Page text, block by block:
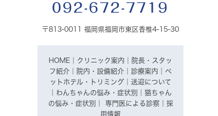
092-672-7719
〒813-0011 福岡県福岡市東区香椎4-15-30
HOME クリニック案内
院長・スタッ
フ紹介
院内・設備紹介 診療案内
ペ
ットホテル・トリミング
送迎について
わんちゃんの悩み・症状別
猫ちゃん
の悩み・症状別
専門医による診察
採
用情報